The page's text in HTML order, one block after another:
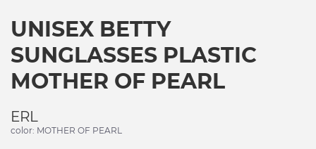
UNISEX BETTY
SUNGLASSES PLASTIC
MOTHER OF PEARL
ERL
color: MOTHER OF PEARL